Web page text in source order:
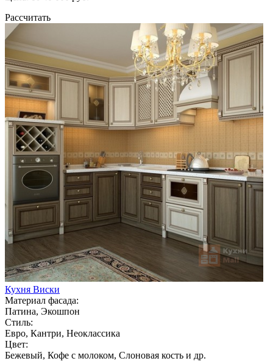
Рассчитать
Кухня Виски
Материал фасада:
Патина, Экошпон
Стиль:
Евро, Кантри, Неоклассика
Цвет:
Бежевый, Кофе с молоком, Слоновая кость и др.